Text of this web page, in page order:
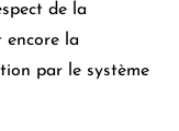
de la
encore la
par le système